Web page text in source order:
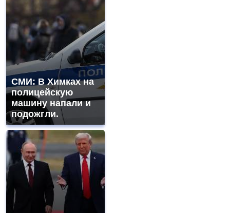
СМИ: В Химках на
полицейскую
машину напали и
подожгли.